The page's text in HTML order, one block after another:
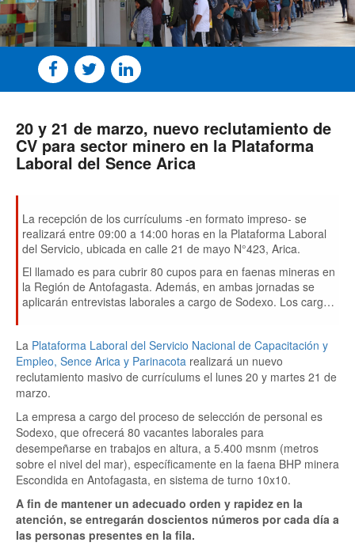
20 y 21 de marzo, nuevo reclutamiento de
CV para sector minero en la Plataforma
Laboral del Sence Arica
La recepción de los currículums -en formato impreso- se
realizará entre 09:00 a 14:00 horas en la Plataforma Laboral
del Servicio, ubicada en calle 21 de mayo N°423, Arica.
El llamado es para cubrir 80 cupos para en faenas mineras en
la Región de Antofagasta. Además, en ambas jornadas se
aplicarán entrevistas laborales a cargo de Sodexo. Los cargos
refrigeración.
La Plataforma Laboral del Servicio Nacional de Capacitación y
Empleo, Sence Arica y Parinacota realizará un nuevo
reclutamiento masivo de currículums el lunes 20 y martes 21 de
marzo.
La empresa a cargo del proceso de selección de personal es
Sodexo, que ofrecerá 80 vacantes laborales para
desempeñarse en trabajos en altura, a 5.400 msnm (metros
sobre el nivel del mar), específicamente en la faena BHP minera
Escondida en Antofagasta, en sistema de turno 10x10.
A fin de mantener un adecuado orden y rapidez en la
atención, se entregarán doscientos números por cada día a
las personas presentes en la fila.